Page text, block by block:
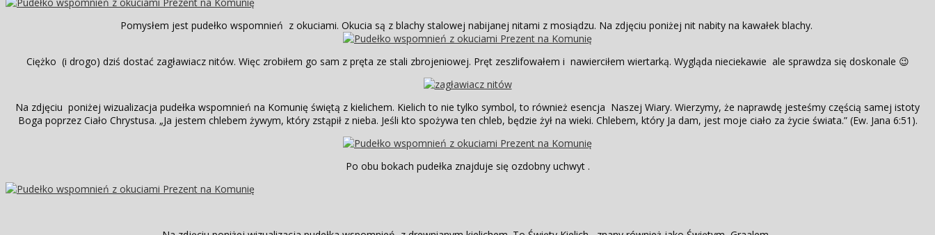
Pomysłem jest pudełko wspomnień z okuciami. Okucia są z blachy stalowej nabijanej nitami z mosiądzu. Na zdjęciu poniżej nit nabity na kawałek blachy.
Ciężko (i drogo) dziś dostać zagławiacz nitów. Więc zrobiłem go sam z pręta ze stali zbrojeniowej. Pręt zeszlifowałem i nawierciłem wiertarką. Wygląda nieciekawie ale sprawdza się doskonale 😉
Na zdjęciu poniżej wizualizacja pudełka wspomnień na Komunię świętą z kielichem. Kielich to nie tylko symbol, to również esencja Naszej Wiary. Wierzymy, że naprawdę jesteśmy częścią samej istoty
Boga poprzez Ciało Chrystusa. „Ja jestem chlebem żywym, który zstąpił z nieba. Jeśli kto spożywa ten chleb, będzie żył na wieki. Chlebem, który Ja dam, jest moje ciało za życie świata.” (Ew. Jana 6:51).
Po obu bokach pudełka znajduje się ozdobny uchwyt .